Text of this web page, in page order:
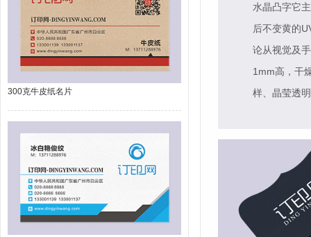
300克牛皮纸名片
水晶凸字它
后不变黄的
论从视觉及
1mm高，干
样、晶莹透